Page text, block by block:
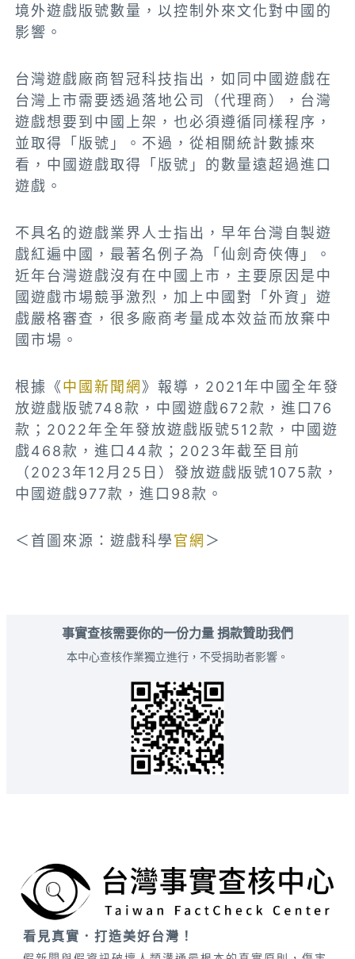
境外遊戲版號數量，以控制外來文化對中國的
影響。
台灣遊戲廠商智冠科技指出，如同中國遊戲在
台灣上市需要透過落地公司（代理商），台灣
遊戲想要到中國上架，也必須遵循同樣程序，
並取得「版號」。不過，從相關統計數據來
看，中國遊戲取得「版號」的數量遠超過進口
遊戲。
不具名的遊戲業界人士指出，早年台灣自製遊
戲紅遍中國，最著名例子為「仙劍奇俠傳」。
近年台灣遊戲沒有在中國上市，主要原因是中
國遊戲市場競爭激烈，加上中國對「外資」遊
戲嚴格審查，很多廠商考量成本效益而放棄中
國市場。
根據《中國新聞網 》報導，2021年中國全年發
放遊戲版號748款，中國遊戲672款，進口76
款；2022年全年發放遊戲版號512款，中國遊
戲468款，進口44款；2023年截至目前
（2023年12月25日）發放遊戲版號1075款，
中國遊戲977款，進口98款。
＜首圖來源：遊戲科學官網 ＞
事實查核需要你的一份力量 捐款贊助我們
本中心查核作業獨立進行，不受捐助者影響。
看見真實．打造美好台灣！